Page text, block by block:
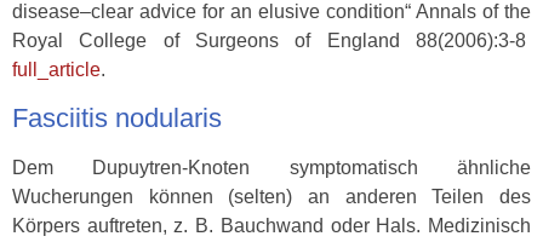
disease–clear advice for an elusive condition“ Annals of the
Royal College of Surgeons of England 88(2006):3-8
full_article.
Fasciitis nodularis
Dem Dupuytren-Knoten symptomatisch ähnliche
Wucherungen können (selten) an anderen Teilen des
Körpers auftreten, z. B. Bauchwand oder Hals. Medizinisch